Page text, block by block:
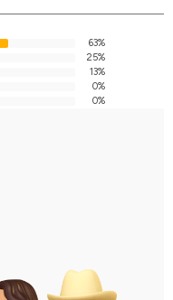
63%
25%
13%
0%
0%